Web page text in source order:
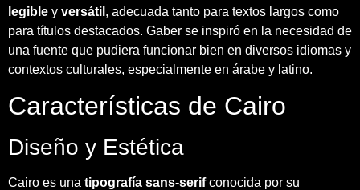
legible y versátil , adecuada tanto para textos largos como
para títulos destacados. Gaber se inspiró en la necesidad de
una fuente que pudiera funcionar bien en diversos idiomas y
contextos culturales, especialmente en árabe y latino.
Características de Cairo
Diseño y Estética
Cairo es una tipografía sans-serifconocida por su